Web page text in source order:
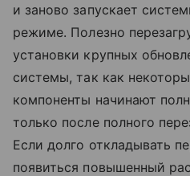
и заново запускает
режиме. Полезно
установки крупных
системы, так как
компоненты начинают
только после полного
Если долго откладывать
появиться повышенный